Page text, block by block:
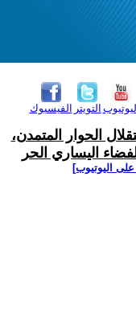
الفيسبوك التويتر
الحوار المتمدن،
اليساري الحر
اليوتيوب]